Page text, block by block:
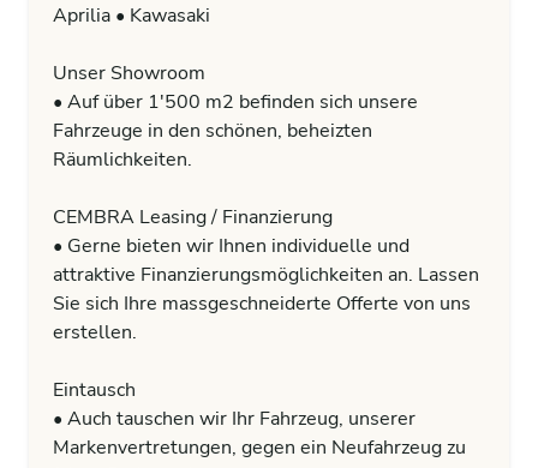
Aprilia • Kawasaki
Unser Showroom
• Auf über 1'500 m2 befinden sich unsere
Fahrzeuge in den schönen, beheizten
Räumlichkeiten.
CEMBRA Leasing / Finanzierung
• Gerne bieten wir Ihnen individuelle und
attraktive Finanzierungsmöglichkeiten an. Lassen
Sie sich Ihre massgeschneiderte Offerte von uns
erstellen.
Eintausch
• Auch tauschen wir Ihr Fahrzeug, unserer
Markenvertretungen, gegen ein Neufahrzeug zu